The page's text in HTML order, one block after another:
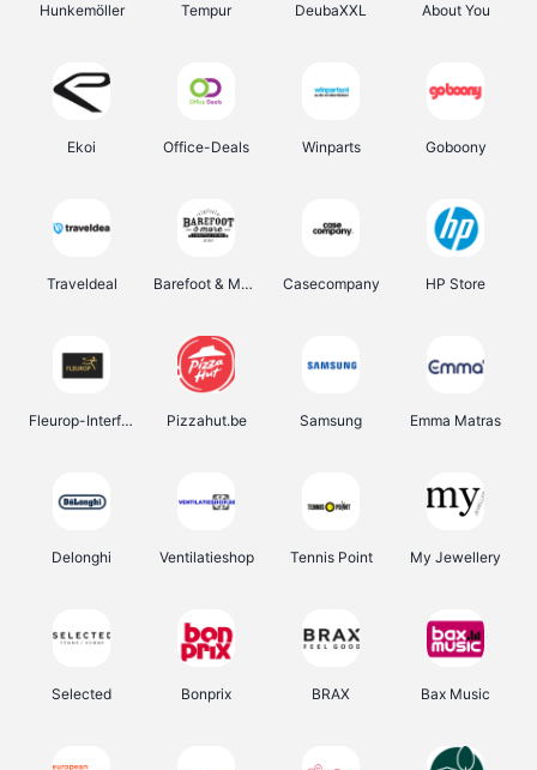
Hunkemöller Tempur DeubaXXL About You
Ekoi Office-Deals Winparts Goboony
Traveldeal Barefoot & More Casecompany HP Store
Fleurop-Interflora Pizzahut.be Samsung Emma Matras
Delonghi Ventilatieshop Tennis Point My Jewellery
Selected Bonprix BRAX Bax Music